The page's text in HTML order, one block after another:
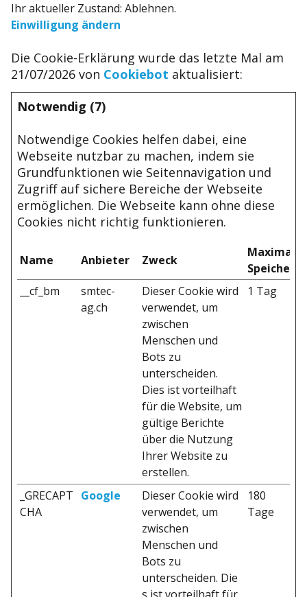
Ihr aktueller Zustand: Ablehnen.
Einwilligung ändern
Die Cookie-Erklärung wurde das letzte Mal am
21/07/2026 von Cookiebot aktualisiert:
Notwendig (7)
Notwendige Cookies helfen dabei, eine
Webseite nutzbar zu machen, indem sie
Grundfunktionen wie Seitennavigation und
Zugriff auf sichere Bereiche der Webseite
ermöglichen. Die Webseite kann ohne diese
Cookies nicht richtig funktionieren.
Name Anbieter Zweck
Maximale
__cf_bm
smtec-
ag.ch
Dieser Cookie wird
verwendet, um
zwischen
Menschen und
Bots zu
unterscheiden.
Dies ist vorteilhaft
für die Website, um
gültige Berichte
über die Nutzung
Ihrer Website zu
erstellen.
1 Tag
_GRECAPT
CHA
Google
Dieser Cookie wird
verwendet, um
zwischen
Menschen und
Bots zu
unterscheiden. Die
180
Tage